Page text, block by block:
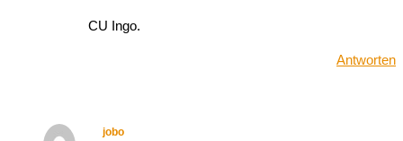
CU Ingo.
Antworten
jobo